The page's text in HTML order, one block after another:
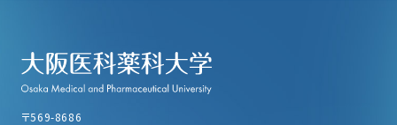
〒569-8686